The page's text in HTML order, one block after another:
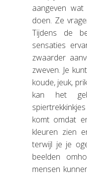
aangeven
doen. Ze
Tijdens de
sensaties
zwaarder
zweven. Je
koude, jeuk,
kan het
komt omdat
kleuren zien
terwijl je je
beelden
mensen